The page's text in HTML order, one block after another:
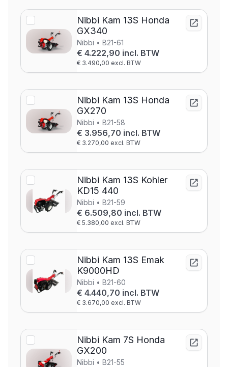
Nibbi Kam 13S Honda
GX340
Nibbi • B21-61
€ 4.222,90 incl. BTW
€ 3.490,00 excl. BTW
Nibbi Kam 13S Honda
GX270
Nibbi • B21-58
€ 3.956,70 incl. BTW
€ 3.270,00 excl. BTW
Nibbi Kam 13S Kohler
KD15 440
Nibbi • B21-59
€ 6.509,80 incl. BTW
€ 5.380,00 excl. BTW
Nibbi Kam 13S Emak
K9000HD
Nibbi • B21-60
€ 4.440,70 incl. BTW
€ 3.670,00 excl. BTW
Nibbi Kam 7S Honda
GX200
Nibbi • B21-55